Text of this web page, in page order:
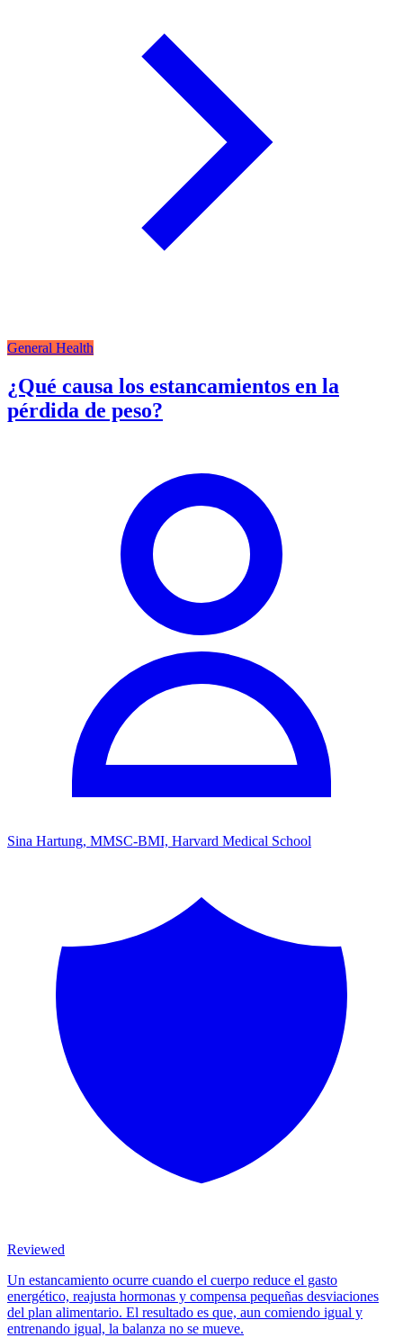
General Health
¿Qué causa los estancamientos en la
pérdida de peso?
Sina Hartung, MMSC-BMI, Harvard Medical School
Reviewed
Un estancamiento ocurre cuando el cuerpo reduce el gasto
energético, reajusta hormonas y compensa pequeñas desviaciones
del plan alimentario. El resultado es que, aun comiendo igual y
entrenando igual, la balanza no se mueve.